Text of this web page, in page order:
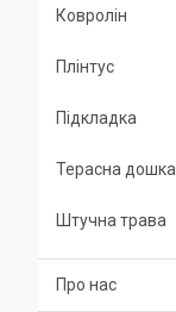
Ковролін
Плінтус
Підкладка
Терасна дошка
Штучна трава
Про нас